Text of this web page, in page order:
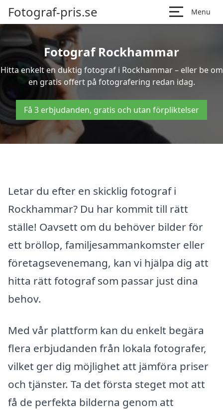
Fotograf-pris.se Menu
Fotograf Rockhammar
Hitta enkelt en duktig fotograf i Rockhammar – eller be om
en gratis offert på fotografering redan idag.
Få 3 erbjudanden, gratis och utan förpliktelser
Letar du efter en skicklig fotograf i
Rockhammar? Du har kommit till rätt
ställe! Oavsett om du behöver bilder för
ett bröllop, familjesammankomster eller
företagsevenemang, kan vi hjälpa dig att
hitta rätt fotograf som passar just dina
behov.
Med vår plattform kan du enkelt begära
flera erbjudanden från lokala fotografer,
vilket ger dig möjlighet att jämföra priser
och tjänster. Ta det första steget mot att
få de perfekta bilderna genom att